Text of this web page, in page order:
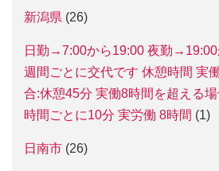
新潟県 (26)
日勤→7:00から19:00 夜勤→19:00
週間ごとに交代です 休憩時間 実
合:休憩45分 実働8時間を超える
時間ごとに10分 実労働 8時間 (1)
日南市 (26)